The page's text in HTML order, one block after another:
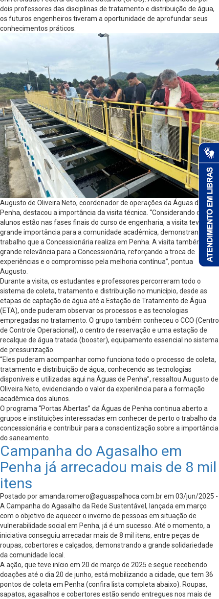
dois professores das disciplinas de tratamento e distribuição de água,
os futuros engenheiros tiveram a oportunidade de aprofundar seus
conhecimentos práticos.
Augusto de Oliveira Neto, coordenador de operações da Águas de
Penha, destacou a importância da visita técnica. “Considerando que os
alunos estão nas fases finais do curso de engenharia, a visita teve
grande importância para a comunidade acadêmica, demonstrando o
trabalho que a Concessionária realiza em Penha. A visita também tem
grande relevância para a Concessionária, reforçando a troca de
experiências e o compromisso pela melhoria contínua”, pontua
Augusto.
Durante a visita, os estudantes e professores percorreram todo o
sistema de coleta, tratamento e distribuição no município, desde as
etapas de captação de água até a Estação de Tratamento de Água
(ETA), onde puderam observar os processos e as tecnologias
empregadas no tratamento. O grupo também conheceu o CCO (Centro
de Controle Operacional), o centro de reservação e uma estação de
recalque de água tratada (booster), equipamento essencial no sistema
de pressurização.
“Eles puderam acompanhar como funciona todo o processo de coleta,
tratamento e distribuição de água, conhecendo as tecnologias
disponíveis e utilizadas aqui na Águas de Penha”, ressaltou Augusto de
Oliveira Neto, evidenciando o valor da experiência para a formação
acadêmica dos alunos.
O programa “Portas Abertas” da Águas de Penha continua aberto a
grupos e instituições interessadas em conhecer de perto o trabalho da
concessionária e contribuir para a conscientização sobre a importância
do saneamento.
Campanha do Agasalho em
Penha já arrecadou mais de 8 mil
itens
Postado poramanda.romero@aguaspalhoca.com.brem 03/jun/2025 -
A Campanha do Agasalho da Rede Sustentável, lançada em março
com o objetivo de aquecer o inverno de pessoas em situação de
vulnerabilidade social em Penha, já é um sucesso. Até o momento, a
iniciativa conseguiu arrecadar mais de 8 mil itens, entre peças de
roupas, cobertores e calçados, demonstrando a grande solidariedade
da comunidade local.
A ação, que teve início em 20 de março de 2025 e segue recebendo
doações até o dia 20 de junho, está mobilizando a cidade, que tem 36
pontos de coleta em Penha (confira lista completa abaixo). Roupas,
sapatos, agasalhos e cobertores estão sendo entregues nos mais de